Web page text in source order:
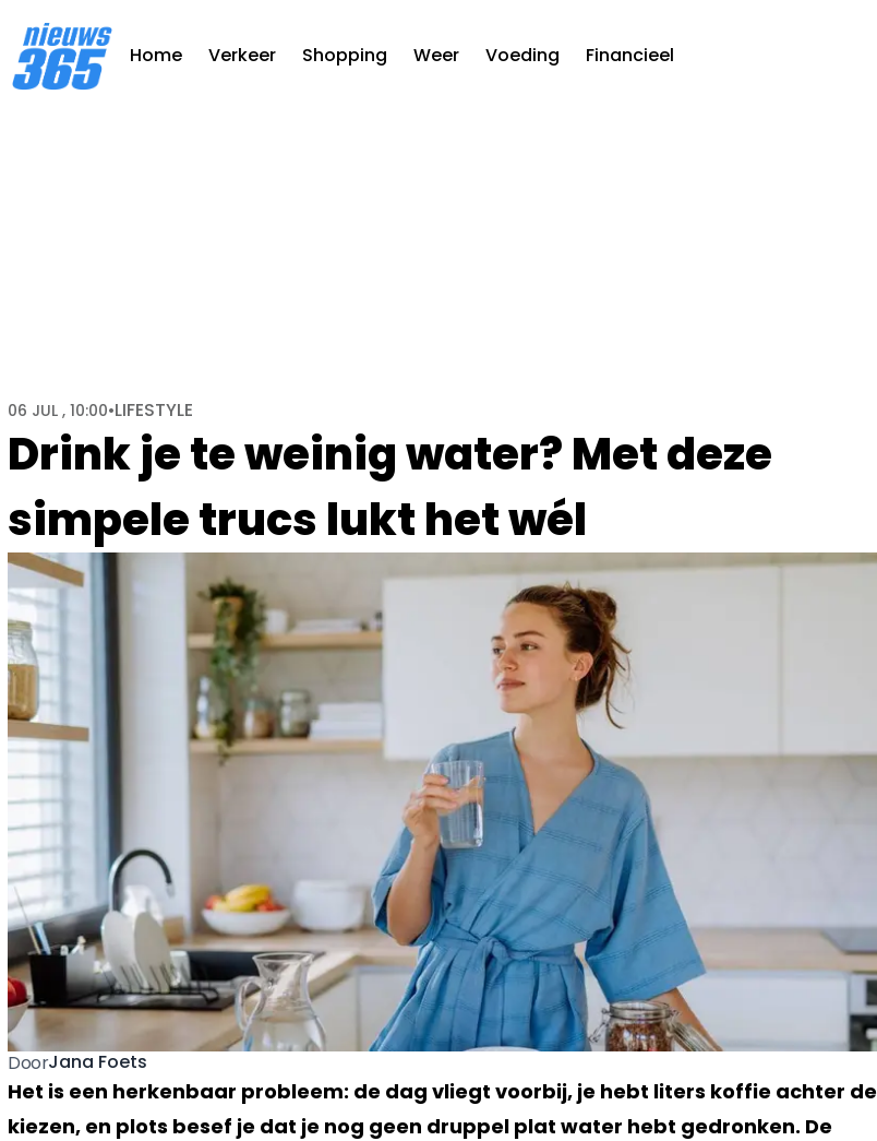
Home Verkeer Shopping Weer Voeding Financieel
Drink je te weinig water? Met deze
simpele trucs lukt het wél
06 JUL , 10:00•LIFESTYLE
DoorJana Foets
Het is een herkenbaar probleem: de dag vliegt voorbij, je hebt liters koffie achter de
kiezen, en plots besef je dat je nog geen druppel plat water hebt gedronken. De